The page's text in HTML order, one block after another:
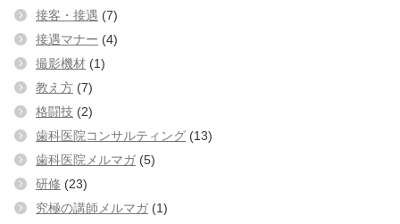
接客・接遇 (7)
接遇マナー (4)
撮影機材 (1)
教え方 (7)
格闘技 (2)
歯科医院コンサルティング (13)
歯科医院メルマガ (5)
研修 (23)
究極の講師メルマガ (1)